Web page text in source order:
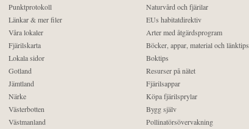
Punktprotokoll
Länkar & mer filer
Våra lokaler
Fjärilskarta
Lokala sidor
Gotland
Jämtland
Närke
Västerbotten
Västmanland
Naturvård och fjärilar
EUs habitatdirektiv
Arter med åtgärdsprogram
Böcker, appar, material och länktips
Boktips
Resurser på nätet
Fjärilsappar
Köpa fjärilsprylar
Bygg själv
Pollinatörsövervakning